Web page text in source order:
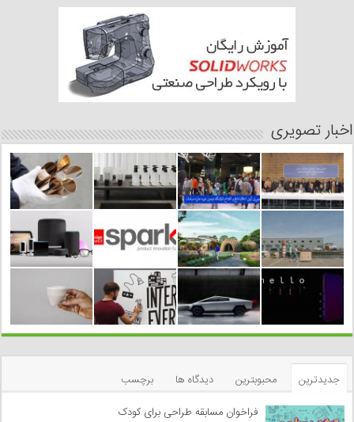
اخبار تصویری
جدیدترین محبوبترین دیدگاه ها
برچسب
فراخوان مسابقه طراحی برای کودک